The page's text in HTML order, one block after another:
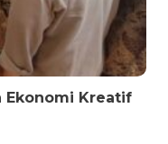
Ekonomi Kreatif